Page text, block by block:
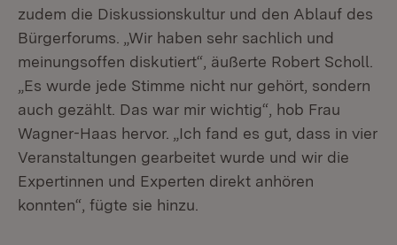
zudem die Diskussionskultur und den Ablauf des
Bürgerforums. „Wir haben sehr sachlich und
meinungsoffen diskutiert“, äußerte Robert Scholl.
„Es wurde jede Stimme nicht nur gehört, sondern
auch gezählt. Das war mir wichtig“, hob Frau
Wagner-Haas hervor. „Ich fand es gut, dass in vier
Veranstaltungen gearbeitet wurde und wir die
Expertinnen und Experten direkt anhören
konnten“, fügte sie hinzu.